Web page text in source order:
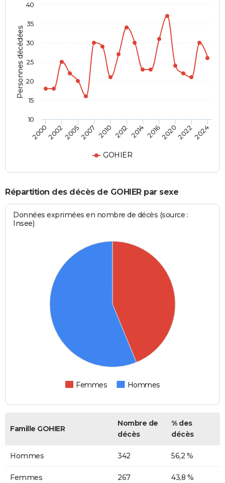
Personnes décédées
GOHIER
2000200220052007 2010 2012 2014 2016202020222024
10
15
20
25
30
35
40
Répartition des décès de GOHIER par sexe
Données exprimées en nombre de décès (source :
Insee)
Femmes Hommes
Famille GOHIER
Nombre de
décès
% des
décès
Hommes 342 56,2 %
Femmes 267 43,8 %